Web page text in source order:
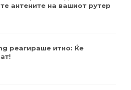
антените на вашиот рутер
реагираше итно: Ќе